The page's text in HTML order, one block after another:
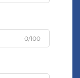
0/100